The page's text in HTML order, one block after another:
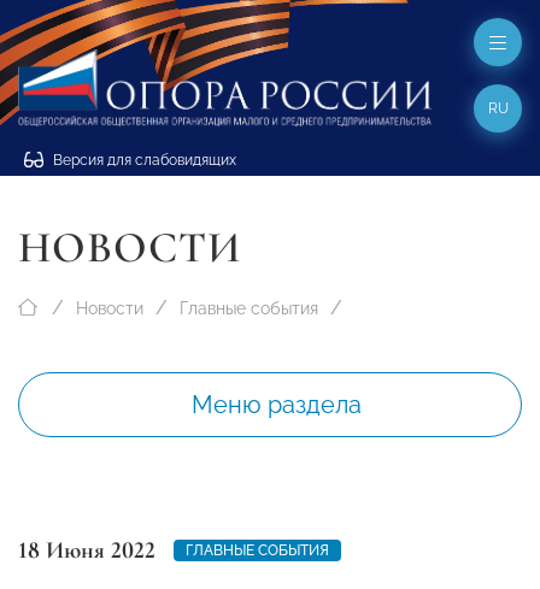
Версия для слабовидящих
RU
НОВОСТИ
Новости Главные события
Меню раздела
18 Июня 2022 ГЛАВНЫЕ СОБЫТИЯ